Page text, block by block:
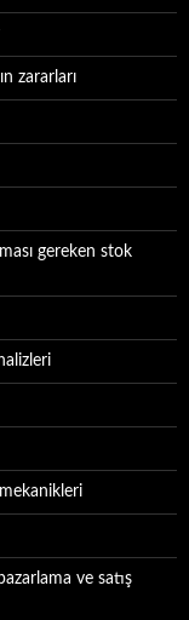
zararları
gereken stok
ve satış